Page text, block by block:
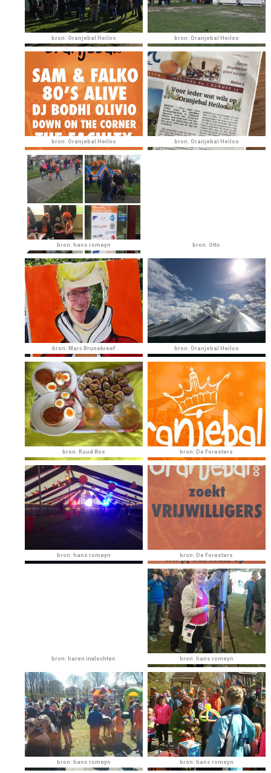
bron: Oranjebal Heiloo bron: Oranjebal Heiloo
bron: Oranjebal Heiloo bron: Oranjebal Heiloo
bron: hans romeyn bron: Otto
bron: Marc Brunekreef bron: Oranjebal Heiloo
bron: Ruud Bos bron: De Foresters
bron: hans romeyn bron: De Foresters
bron: haren invlechten bron: hans romeyn
bron: hans romeyn bron: hans romeyn